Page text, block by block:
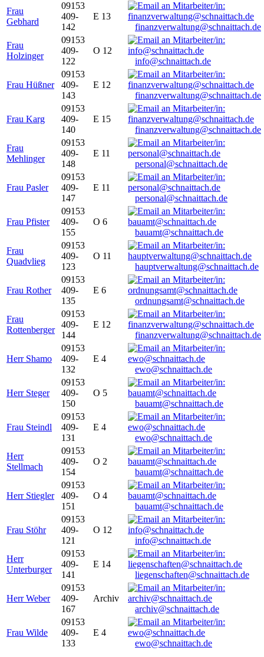
Frau
Gebhard
09153
409-
142
E 13
finanzverwaltung@schnaittach.de
Frau
Holzinger
09153
409-
122
O 12
info@schnaittach.de
Frau Hüßner
09153
409-
143
E 12
finanzverwaltung@schnaittach.de
Frau Karg
09153
409-
140
E 15
finanzverwaltung@schnaittach.de
Frau
Mehlinger
09153
409-
148
E 11
personal@schnaittach.de
Frau Pasler
09153
409-
147
E 11
personal@schnaittach.de
Frau Pfister
09153
409-
155
O 6
bauamt@schnaittach.de
Frau
Quadvlieg
09153
409-
123
O 11
hauptverwaltung@schnaittach.de
Frau Rother
09153
409-
135
E 6
ordnungsamt@schnaittach.de
Frau
Rottenberger
09153
409-
144
E 12
finanzverwaltung@schnaittach.de
Herr Shamo
09153
409-
132
E 4
ewo@schnaittach.de
Herr Steger
09153
409-
150
O 5
bauamt@schnaittach.de
Frau Steindl
09153
409-
131
E 4
ewo@schnaittach.de
Herr
Stellmach
09153
409-
154
O 2
bauamt@schnaittach.de
Herr Stiegler
09153
409-
151
O 4
bauamt@schnaittach.de
Frau Stöhr
09153
409-
121
O 12
info@schnaittach.de
Herr
Unterburger
09153
409-
141
E 14
liegenschaften@schnaittach.de
Herr Weber
09153
409-
167
Archiv
archiv@schnaittach.de
Frau Wilde
09153
409-
133
E 4
ewo@schnaittach.de